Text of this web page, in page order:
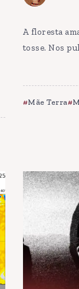
A floresta
tosse. Nos
Mãe Terra